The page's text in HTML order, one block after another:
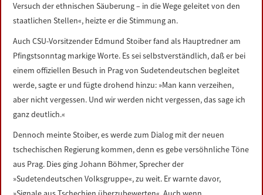
Versuch der ethnischen Säuberung – in die Wege geleitet von den
staatlichen Stellen«, heizte er die Stimmung an.
Auch CSU-Vorsitzender Edmund Stoiber fand als Hauptredner am
Pfingstsonntag markige Worte. Es sei selbstverständlich, daß er bei
einem offiziellen Besuch in Prag von Sudetendeutschen begleitet
werde, sagte er und fügte drohend hinzu: »Man kann verzeihen,
aber nicht vergessen. Und wir werden nicht vergessen, das sage ich
ganz deutlich.«
Dennoch meinte Stoiber, es werde zum Dialog mit der neuen
tschechischen Regierung kommen, denn es gebe versöhnliche Töne
aus Prag. Dies ging Johann Böhmer, Sprecher der
»Sudetendeutschen Volksgruppe«, zu weit. Er warnte davor,